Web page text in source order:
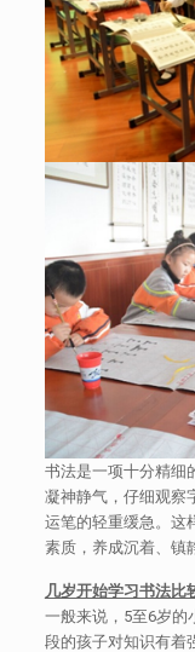
书法是一项十分精细
凝神静气，仔细观察
运笔的轻重缓急。这
素质，养成沉着、镇
几岁开始学习书法比
一般来说，5至6岁的
段的孩子对知识有着